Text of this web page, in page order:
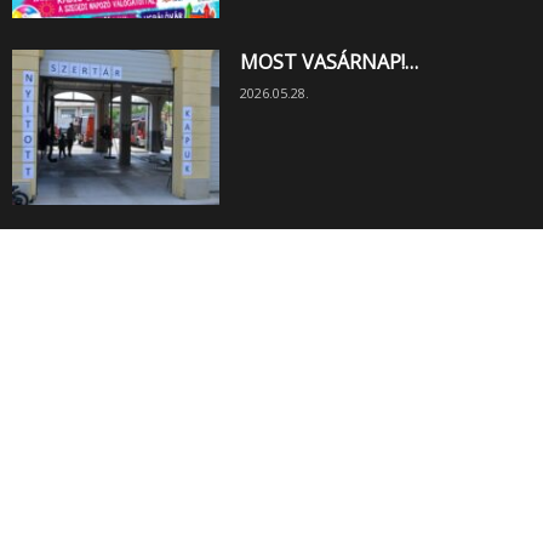
MOST VASÁRNAP!…
2026.05.28.